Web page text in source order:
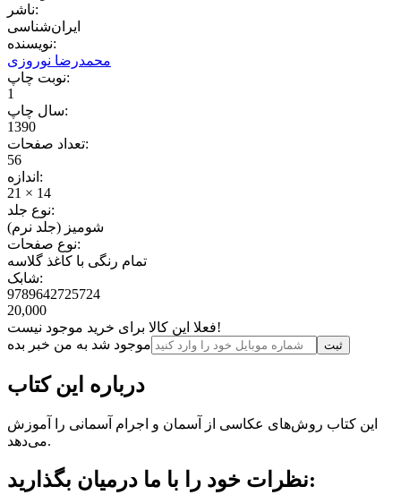
ناشر:
ایران‌شناسی
نویسنده:
محمدرضا نوروزی
نوبت چاپ:
1
سال چاپ:
1390
تعداد صفحات:
56
اندازه:
21 × 14
نوع جلد:
شومیز (جلد نرم)
نوع صفحات:
تمام رنگی با کاغذ گلاسه
شابک:
9789642725724
20,000
فعلا این کالا برای خرید موجود نیست!
موجود شد به من خبر بده
ثبت‌
درباره این کتاب
این کتاب روش‌های عکاسی از آسمان و اجرام آسمانی را آموزش
می‌دهد.
نظرات خود را با ما درمیان بگذارید: